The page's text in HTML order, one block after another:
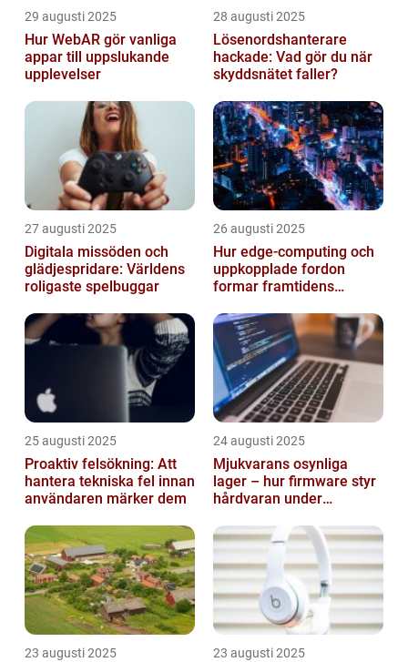
29 augusti 2025
Hur WebAR gör vanliga
appar till uppslukande
upplevelser
28 augusti 2025
Lösenordshanterare
hackade: Vad gör du när
skyddsnätet faller?
27 augusti 2025
Digitala missöden och
glädjespridare: Världens
roligaste spelbuggar
26 augusti 2025
Hur edge‑computing och
uppkopplade fordon
formar framtidens
25 augusti 2025
Proaktiv felsökning: Att
hantera tekniska fel innan
användaren märker dem
24 augusti 2025
Mjukvarans osynliga
lager – hur firmware styr
hårdvaran under
23 augusti 2025 23 augusti 2025